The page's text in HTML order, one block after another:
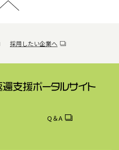
採用したい企業へ
Q＆A